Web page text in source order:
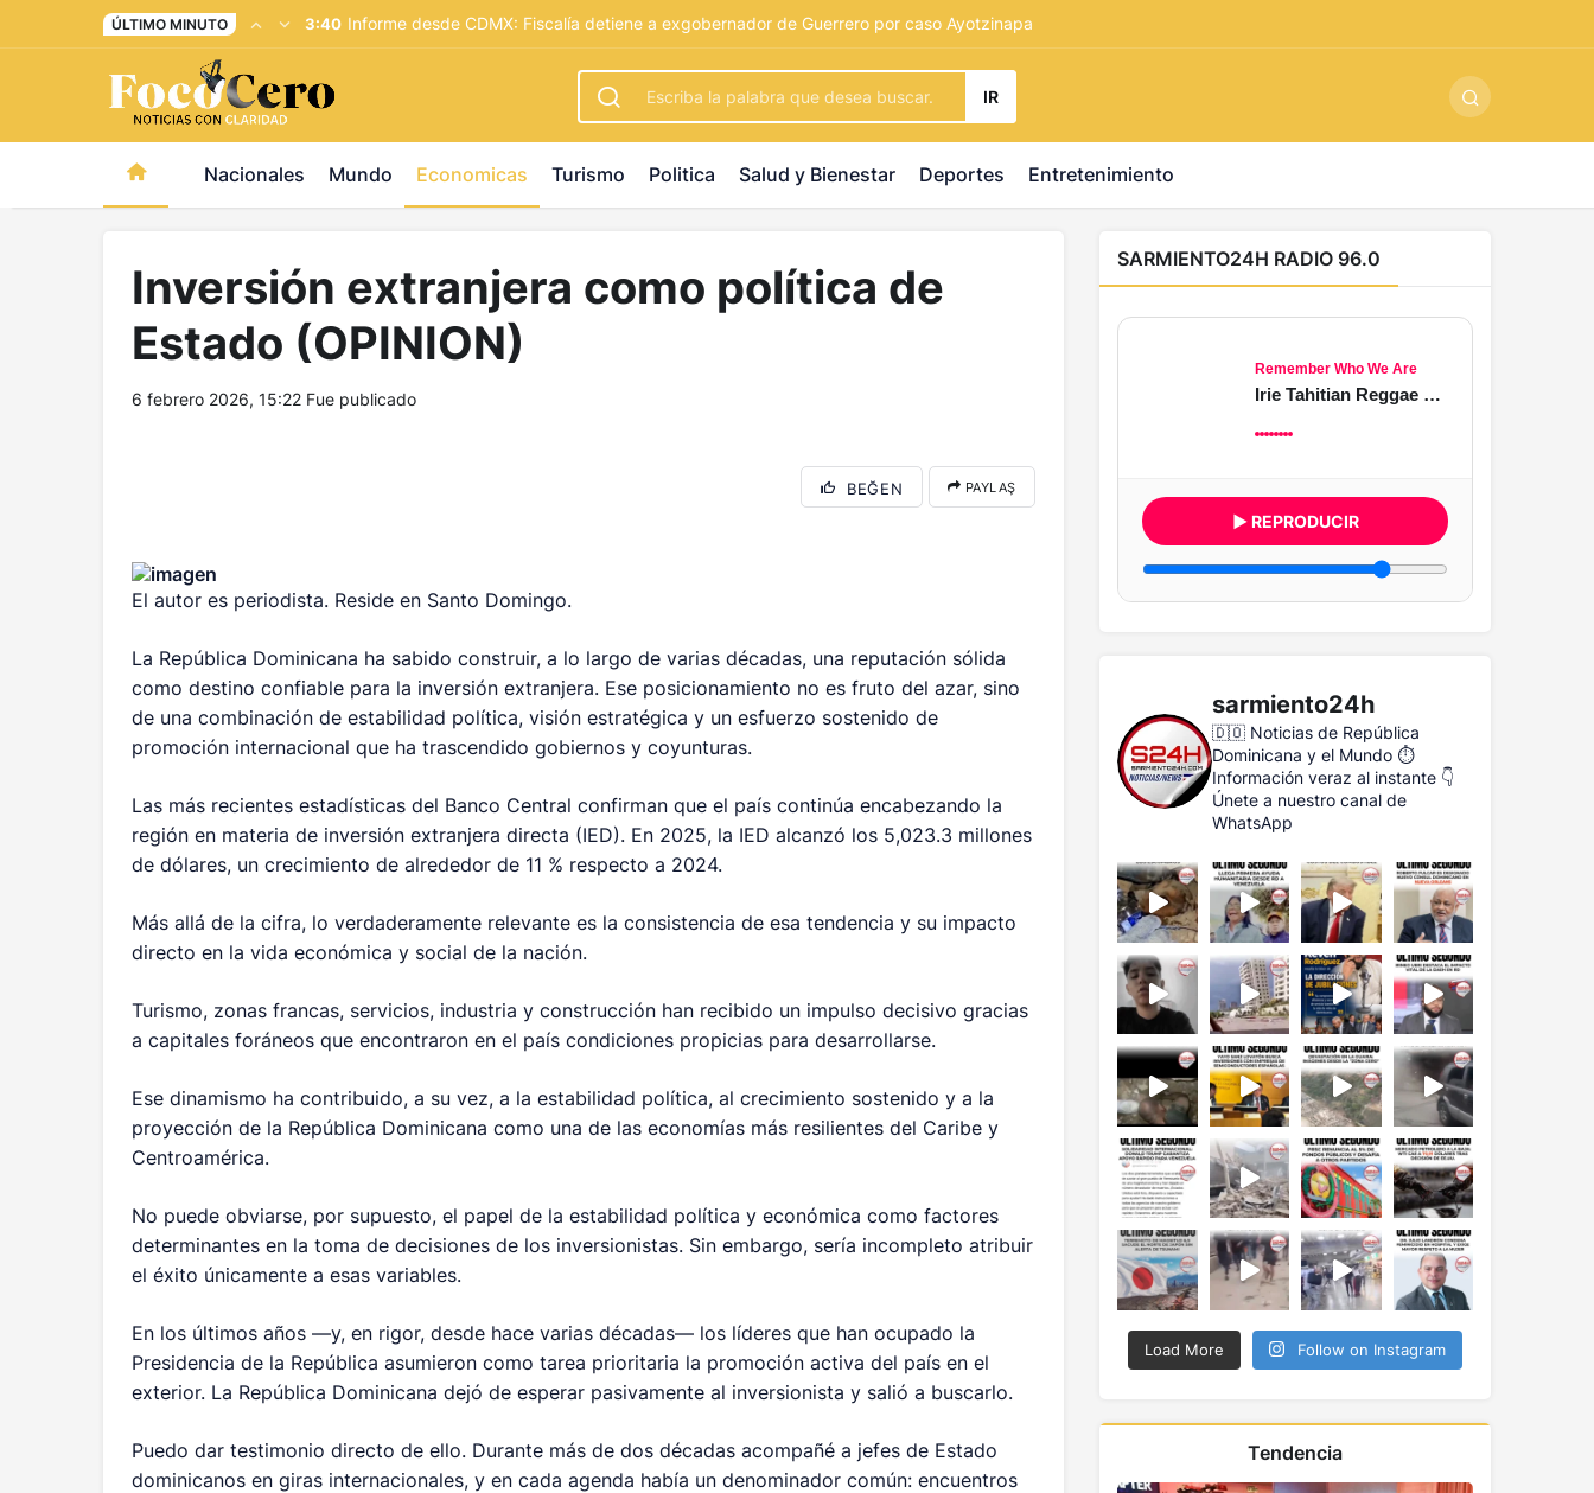
pusulabet giriş-trwin giriş levabet- vizebet giriş -masterbetting - palacebet1.com kralbet yeni giriş - tlcasino giriş
ÚLTIMO MINUTO 3:40 Informe desde CDMX: Fiscalía detiene a exgobernador de Guerrero por caso Ayotzinapa
IR
Nacionales Mundo Economicas Turismo Politica Salud y Bienestar Deportes Entretenimiento
Inversión extranjera como política de
Estado (OPINION)
6 febrero 2026, 15:22 Fue publicado
BEĞEN PAYLAŞ
El autor es periodista. Reside en Santo Domingo.
La República Dominicana ha sabido construir, a lo largo de varias décadas, una reputación sólida
como destino confiable para la inversión extranjera. Ese posicionamiento no es fruto del azar, sino
de una combinación de estabilidad política, visión estratégica y un esfuerzo sostenido de
promoción internacional que ha trascendido gobiernos y coyunturas.
Las más recientes estadísticas del Banco Central confirman que el país continúa encabezando la
región en materia de inversión extranjera directa (IED). En 2025, la IED alcanzó los 5,023.3 millones
de dólares, un crecimiento de alrededor de 11 % respecto a 2024.
Más allá de la cifra, lo verdaderamente relevante es la consistencia de esa tendencia y su impacto
directo en la vida económica y social de la nación.
Turismo, zonas francas, servicios, industria y construcción han recibido un impulso decisivo gracias
a capitales foráneos que encontraron en el país condiciones propicias para desarrollarse.
Ese dinamismo ha contribuido, a su vez, a la estabilidad política, al crecimiento sostenido y a la
proyección de la República Dominicana como una de las economías más resilientes del Caribe y
Centroamérica.
No puede obviarse, por supuesto, el papel de la estabilidad política y económica como factores
determinantes en la toma de decisiones de los inversionistas. Sin embargo, sería incompleto atribuir
el éxito únicamente a esas variables.
En los últimos años —y, en rigor, desde hace varias décadas— los líderes que han ocupado la
Presidencia de la República asumieron como tarea prioritaria la promoción activa del país en el
exterior. La República Dominicana dejó de esperar pasivamente al inversionista y salió a buscarlo.
Puedo dar testimonio directo de ello. Durante más de dos décadas acompañé a jefes de Estado
dominicanos en giras internacionales, y en cada agenda había un denominador común: encuentros
SARMIENTO24H RADIO 96.0
Remember Who We Are
Irie Tahitian Reggae 2026
▶ REPRODUCIR
sarmiento24h
🇩🇴 Noticias de República
Dominicana y el Mundo ⏱️
Información veraz al instante 👇
Únete a nuestro canal de
WhatsApp
Load More Follow on Instagram
Tendencia